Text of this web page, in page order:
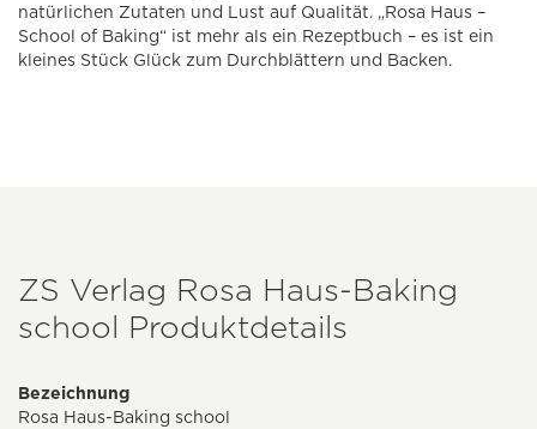
natürlichen Zutaten und Lust auf Qualität. „Rosa Haus –
School of Baking“ ist mehr als ein Rezeptbuch – es ist ein
kleines Stück Glück zum Durchblättern und Backen.
ZS Verlag Rosa Haus-Baking
school Produktdetails
Bezeichnung
Rosa Haus-Baking school